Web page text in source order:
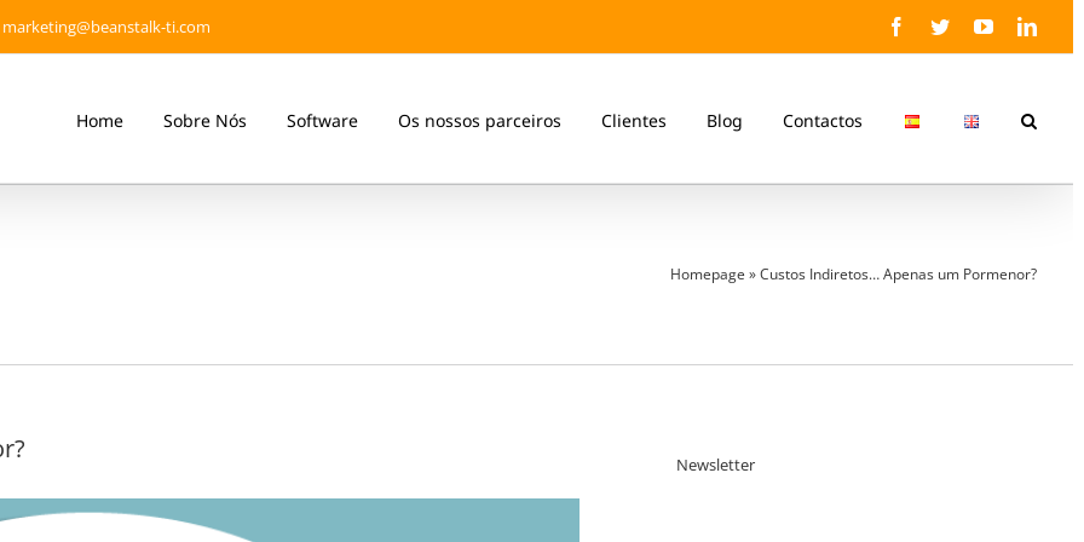
marketing@beanstalk-ti.com Facebook
TwitterYouTube
Home Sobre Nós Software Os nossos parceiros Clientes Blog Contactos
Homepage »Custos Indiretos… Apenas um Pormenor?
Newsletter